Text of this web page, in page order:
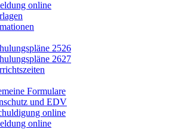
online
2526
2627
Formulare
und EDV
online
online